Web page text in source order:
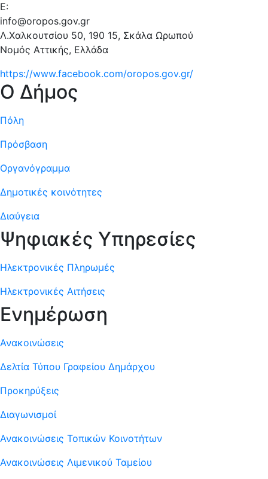
E:
info@oropos.gov.gr
Λ.Χαλκουτσίου 50, 190 15, Σκάλα Ωρωπού
Νομός Αττικής, Ελλάδα
https://www.facebook.com/oropos.gov.gr/
Ο Δήμος
Πόλη
Πρόσβαση
Οργανόγραμμα
Δημοτικές κοινότητες
Διαύγεια
Ψηφιακές Υπηρεσίες
Ηλεκτρονικές Πληρωμές
Ηλεκτρονικές Αιτήσεις
Ενημέρωση
Ανακοινώσεις
Δελτία Τύπου Γραφείου Δημάρχου
Προκηρύξεις
Διαγωνισμοί
Ανακοινώσεις Τοπικών Κοινοτήτων
Ανακοινώσεις Λιμενικού Ταμείου